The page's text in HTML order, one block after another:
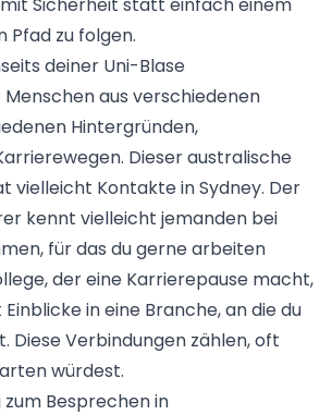
Pfad zu folgen.
deiner Uni-Blase
aus verschiedenen
Hintergründen,
Dieser australische
vielleicht Kontakte in Sydney. Der
kennt vielleicht jemanden bei
für das du gerne arbeiten
der eine Karrierepause macht,
in eine Branche, an die du
Diese Verbindungen zählen, oft
würdest.
Besprechen in